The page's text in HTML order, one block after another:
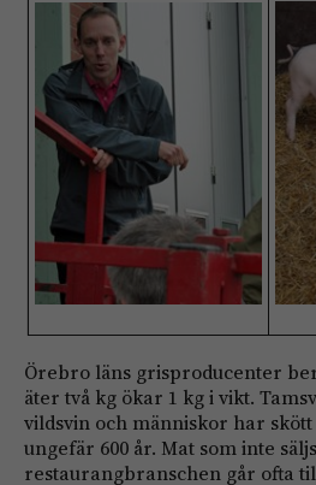
Örebro läns grisproducenter
äter två kg ökar 1 kg i vikt.
vildsvin och människor har
ungefär 600 år. Mat som inte
restaurangbranschen går ofta